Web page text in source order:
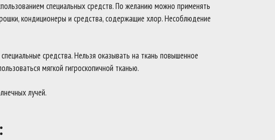
специальных средств. По желанию можно применять
кондиционеры и средства, содержащие хлор. Несоблюдение
средства. Нельзя оказывать на ткань повышенное
мягкой гигроскопичной тканью.
лучей.